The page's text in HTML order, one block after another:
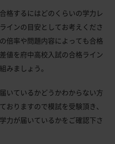
格するにはどのくらいの学力レ
インの目安としてお考えくださ
倍率や問題内容によっても合格
値を府中高校入試の合格ライン
みましょう。
いているかどうかわからない方
おりますので模試を受験頂き、
力が届いているかをご確認下さ